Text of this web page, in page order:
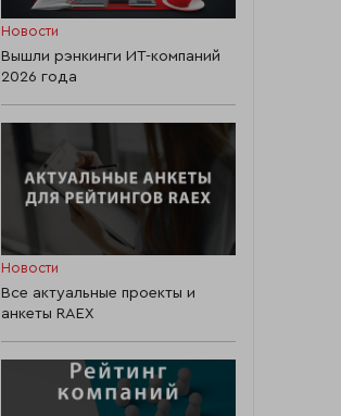
Новости
Вышли рэнкинги ИТ-компаний
2026 года
Новости
Все актуальные проекты и
анкеты RAEX